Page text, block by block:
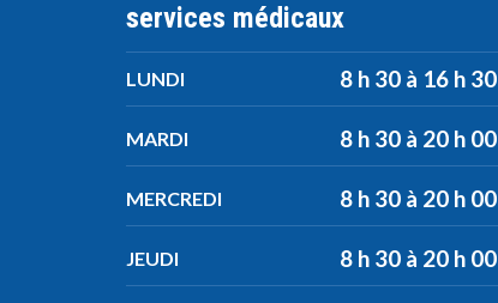
services médicaux
LUNDI 8 h 30 à 16 h 30
MARDI 8 h 30 à 20 h 00
MERCREDI 8 h 30 à 20 h 00
JEUDI 8 h 30 à 20 h 00